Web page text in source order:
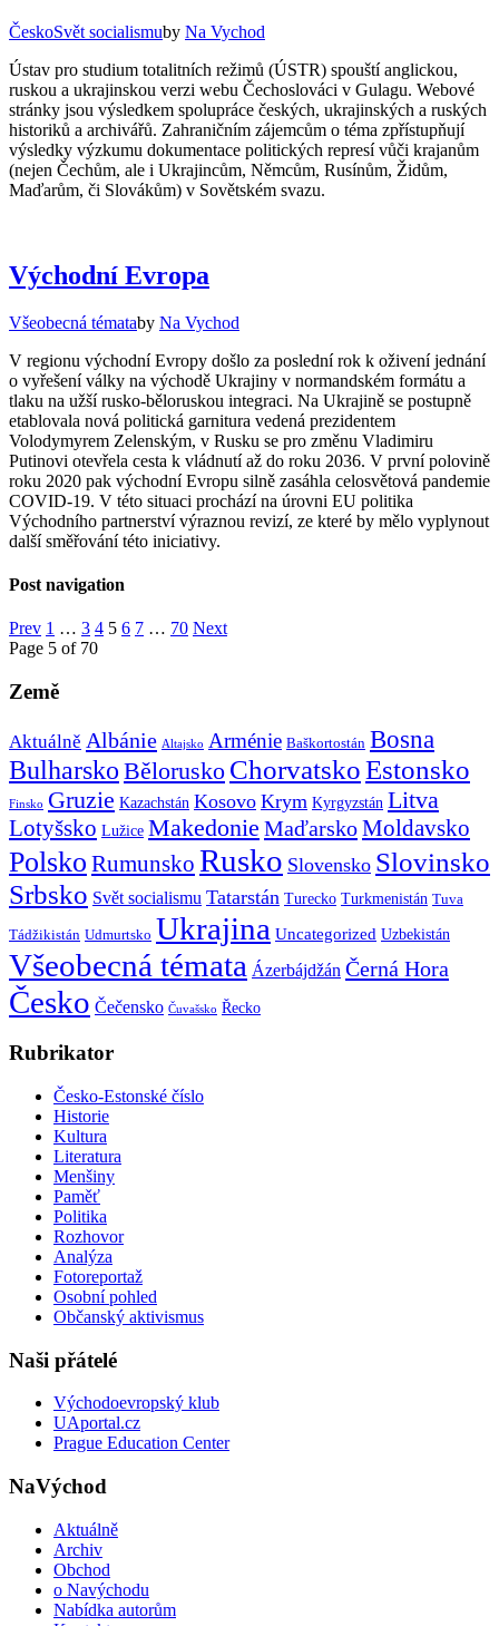
ČeskoSvět socialismuby Na Vychod
Ústav pro studium totalitních režimů (ÚSTR) spouští anglickou,
ruskou a ukrajinskou verzi webu Čechoslováci v Gulagu. Webové
stránky jsou výsledkem spolupráce českých, ukrajinských a ruských
historiků a archivářů. Zahraničním zájemcům o téma zpřístupňují
výsledky výzkumu dokumentace politických represí vůči krajanům
(nejen Čechům, ale i Ukrajincům, Němcům, Rusínům, Židům,
Maďarům, či Slovákům) v Sovětském svazu.
Východní Evropa
Všeobecná témataby Na Vychod
V regionu východní Evropy došlo za poslední rok k oživení jednání
o vyřešení války na východě Ukrajiny v normandském formátu a
tlaku na užší rusko-běloruskou integraci. Na Ukrajině se postupně
etablovala nová politická garnitura vedená prezidentem
Volodymyrem Zelenským, v Rusku se pro změnu Vladimiru
Putinovi otevřela cesta k vládnutí až do roku 2036. V první polovině
roku 2020 pak východní Evropu silně zasáhla celosvětová pandemie
COVID-19. V této situaci prochází na úrovni EU politika
Východního partnerství výraznou revizí, ze které by mělo vyplynout
další směřování této iniciativy.
Post navigation
Prev 1 … 3 4 5 6 7 … 70 Next
Page 5 of 70
Země
Aktuálně Albánie Altajsko Arménie Baškortostán Bosna
Bulharsko Bělorusko ChorvatskoEstonsko
Finsko Gruzie Kazachstán Kosovo Krym Kyrgyzstán Litva
Lotyšsko Lužice Makedonie MaďarskoMoldavsko
Polsko Rumunsko Rusko Slovensko Slovinsko
Srbsko Svět socialismu Tatarstán Turecko Turkmenistán Tuva
Tádžikistán Udmurtsko Ukrajina Uncategorized Uzbekistán
Všeobecná témata Ázerbájdžán Černá Hora
Česko Čečensko Čuvašsko Řecko
Rubrikator
Česko-Estonské číslo
Historie
Kultura
Literatura
Menšiny
Paměť
Politika
Rozhovor
Analýza
Fotoreportaž
Osobní pohled
Občanský aktivismus
Naši přátelé
Východoevropský klub
UAportal.cz
Prague Education Center
NaVýchod
Aktuálně
Archiv
Obchod
o Navýchodu
Nabídka autorům